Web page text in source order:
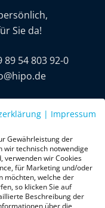
Sie da!
89 54 803 92-0
| Impressum
Gewährleistung der
wir technisch notwendige
verwenden wir Cookies
für Marketing und/oder
möchten, welche der
so klicken Sie auf
Beschreibung der
über die